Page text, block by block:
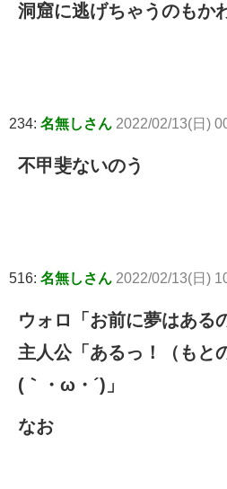
洞窟に逃げちゃうのもか
234: 名無しさん 2022/02/13(日)
不甲斐ないのう
516: 名無しさん 2022/02/13(日)
ウォロ「お前に夢はある
主人公「あるっ！（もと
(｀・ω・´)」
なお